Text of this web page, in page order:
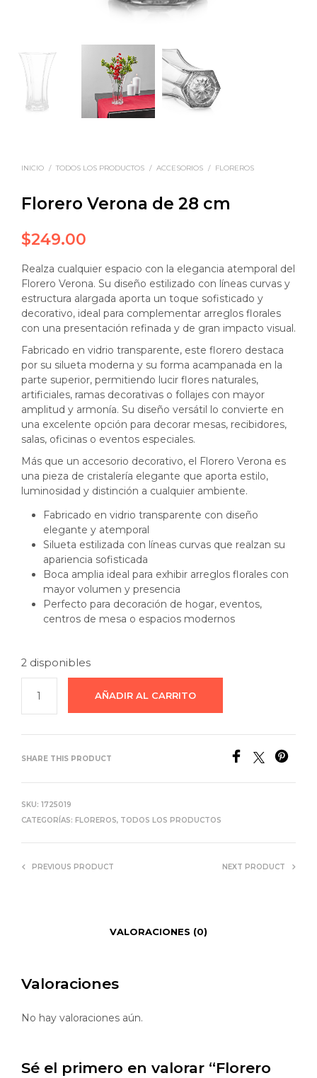
INICIO / TODOS LOS PRODUCTOS / ACCESORIOS / FLOREROS
Florero Verona de 28 cm
$249.00
Realza cualquier espacio con la elegancia atemporal del
Florero Verona. Su diseño estilizado con líneas curvas y
estructura alargada aporta un toque sofisticado y
decorativo, ideal para complementar arreglos florales
con una presentación refinada y de gran impacto visual.
Fabricado en vidrio transparente, este florero destaca
por su silueta moderna y su forma acampanada en la
parte superior, permitiendo lucir flores naturales,
artificiales, ramas decorativas o follajes con mayor
amplitud y armonía. Su diseño versátil lo convierte en
una excelente opción para decorar mesas, recibidores,
salas, oficinas o eventos especiales.
Más que un accesorio decorativo, el Florero Verona es
una pieza de cristalería elegante que aporta estilo,
luminosidad y distinción a cualquier ambiente.
Fabricado en vidrio transparente con diseño
elegante y atemporal
Silueta estilizada con líneas curvas que realzan su
apariencia sofisticada
Boca amplia ideal para exhibir arreglos florales con
mayor volumen y presencia
Perfecto para decoración de hogar, eventos,
centros de mesa o espacios modernos
2 disponibles
AÑADIR AL CARRITO
SHARE THIS PRODUCT
SKU: 1725019
CATEGORÍAS: FLOREROS, TODOS LOS PRODUCTOS
PREVIOUS PRODUCT NEXT PRODUCT
VALORACIONES (0)
Valoraciones
No hay valoraciones aún.
Sé el primero en valorar “Florero